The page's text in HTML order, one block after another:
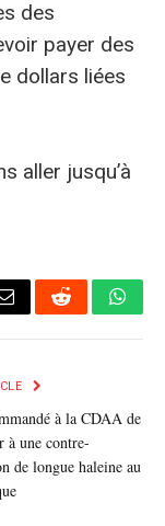
des
payer des
dollars liées
aller jusqu’à
E-
Reddit
à la CDAA de
à une contre-
de longue haleine au